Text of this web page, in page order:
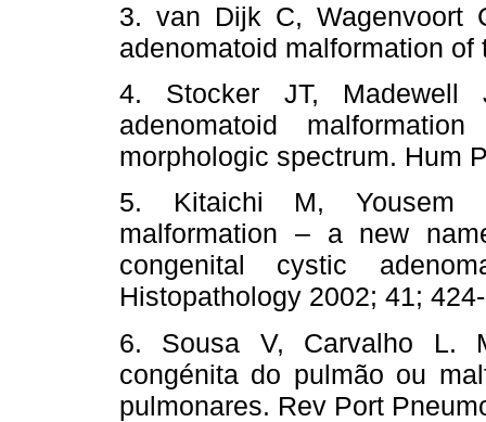
3. van Dijk C, Wagenvoort
adenomatoid malformation
4. Stocker JT, Madewell
adenomatoid
morphologic spectrum. Hum
5. Kitaichi M, Yousem
malformation – a new
congenital cystic
Histopathology 2002; 41;
6. Sousa V, Carvalho L.
congénita do pulmão ou
pulmonares. Rev Port